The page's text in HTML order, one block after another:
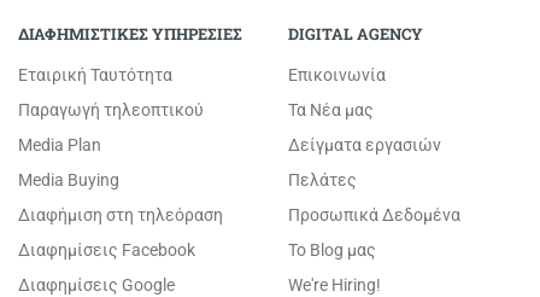
ΔΙΑΦΗΜΙΣΤΙΚΕΣ ΥΠΗΡΕΣΙΕΣ
Εταιρική Ταυτότητα
Παραγωγή τηλεοπτικού
Media Plan
Media Buying
Διαφήμιση στη τηλεόραση
Διαφημίσεις Facebook
Διαφημίσεις Google
DIGITAL AGENCY
Επικοινωνία
Τα Νέα μας
Δείγματα εργασιών
Πελάτες
Προσωπικά Δεδομένα
Το Blog μας
We're Hiring!